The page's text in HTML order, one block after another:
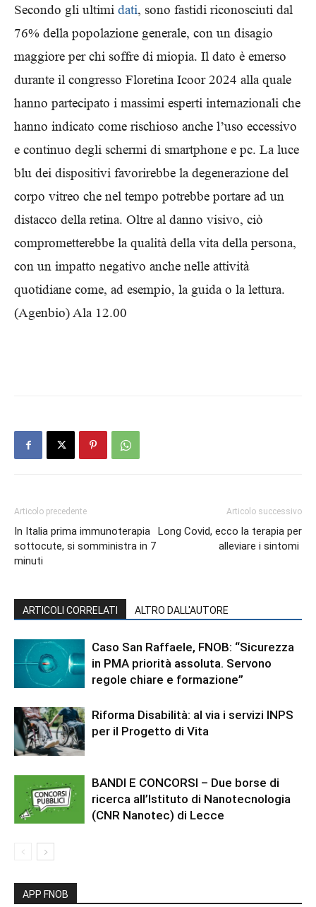
Secondo gli ultimi dati, sono fastidi riconosciuti dal
76% della popolazione generale, con un disagio
maggiore per chi soffre di miopia. Il dato è emerso
durante il congresso Floretina Icoor 2024 alla quale
hanno partecipato i massimi esperti internazionali che
hanno indicato come rischioso anche l’uso eccessivo
e continuo degli schermi di smartphone e pc. La luce
blu dei dispositivi favorirebbe la degenerazione del
corpo vitreo che nel tempo potrebbe portare ad un
distacco della retina. Oltre al danno visivo, ciò
comprometterebbe la qualità della vita della persona,
con un impatto negativo anche nelle attività
quotidiane come, ad esempio, la guida o la lettura.
(Agenbio) Ala12.00
Articolo precedente
In Italia prima immunoterapia
sottocute, si somministra in 7
minuti
Articolo successivo
Long Covid, ecco la terapia per
alleviare i sintomi
ARTICOLI CORRELATI ALTRO DALL'AUTORE
Caso San Raffaele, FNOB: “Sicurezza
in PMA priorità assoluta. Servono
regole chiare e formazione”
Riforma Disabilità: al via i servizi INPS
per il Progetto di Vita
BANDI E CONCORSI – Due borse di
ricerca all’Istituto di Nanotecnologia
(CNR Nanotec) di Lecce
APP FNOB